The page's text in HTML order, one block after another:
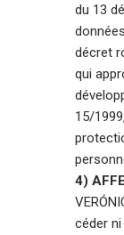
du 13
décret
qui
15/
4)
céder